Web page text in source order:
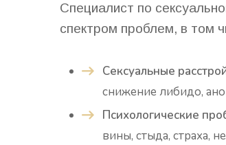
Специалист по
спектром проблем, в том
Сексуальные
снижение либидо,
Психологические
вины, стыда, страха,